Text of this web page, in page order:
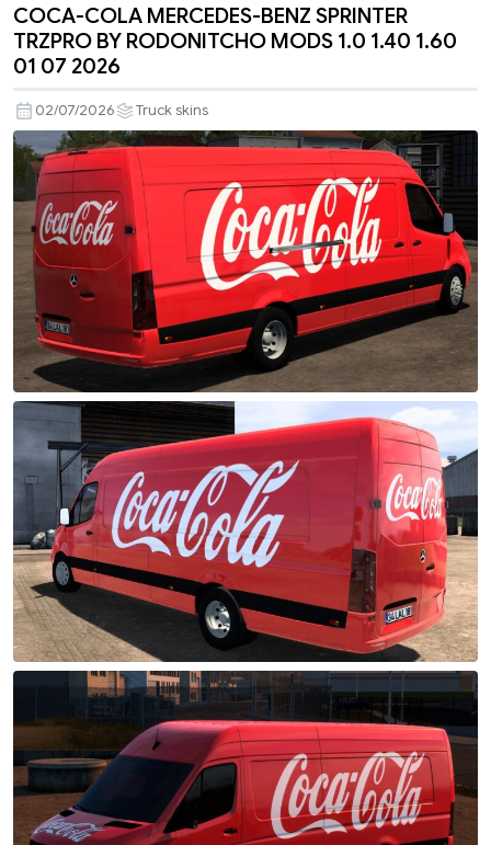
COCA-COLA MERCEDES-BENZ SPRINTER
TRZPRO BY RODONITCHO MODS 1.0 1.40 1.60
01 07 2026
02/07/2026 Truck skins